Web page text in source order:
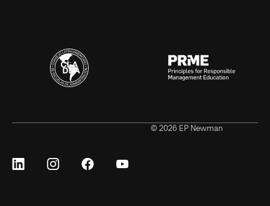
SíguenosSíguenosSíguenosSíguenos
© 2026 EP Newman